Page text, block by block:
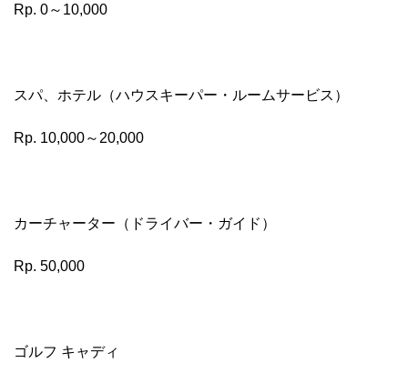
Rp. 0～10,000
スパ、ホテル（ハウスキーパー・ルームサービス）
Rp. 10,000～20,000
カーチャーター（ドライバー・ガイド）
Rp. 50,000
ゴルフ キャディ